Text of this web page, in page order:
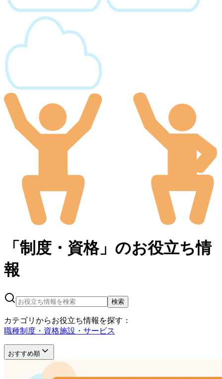
「制度・資格」のお役立ち情
報
検索
カテゴリからお役立ち情報を探す：
職種制度・資格施設・サービス
おすすめ順